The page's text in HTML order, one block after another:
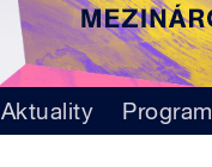
Aktuality Program